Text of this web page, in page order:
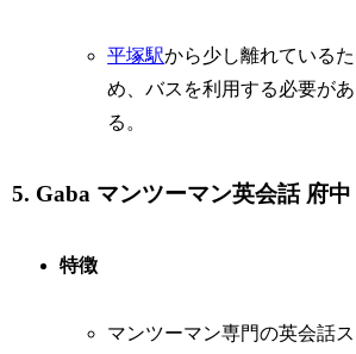
平塚駅から少し離れているた
め、バスを利用する必要があ
る。
5. Gaba マンツーマン英会話 府中
特徴
マンツーマン専門の英会話ス